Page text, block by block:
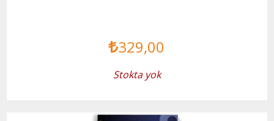
329,00
Stokta yok